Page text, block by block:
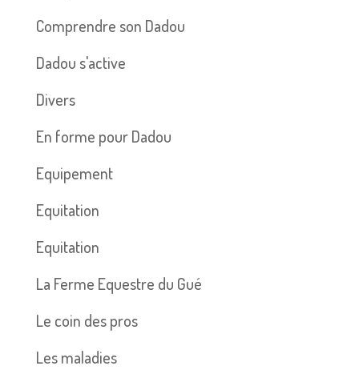
Comprendre son Dadou
Dadou s'active
Divers
En forme pour Dadou
Equipement
Equitation
Equitation
La Ferme Equestre du Gué
Le coin des pros
Les maladies